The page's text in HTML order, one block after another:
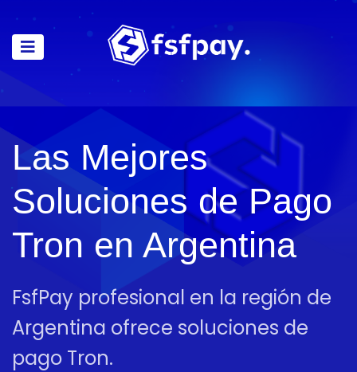
Las Mejores
Soluciones de Pago
Tron en Argentina
FsfPay profesional en la región de
Argentina ofrece soluciones de
pago Tron.